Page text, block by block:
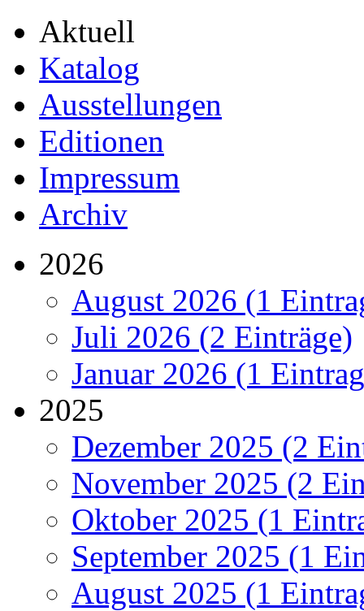
Aktuell
Katalog
Ausstellungen
Editionen
Impressum
Archiv
2026
August 2026 (1
Juli 2026 (2 Einträge)
Januar 2026 (1
2025
Dezember 2025 (2
November 2025 (2
Oktober 2025 (1
September 2025 (1
August 2025 (1